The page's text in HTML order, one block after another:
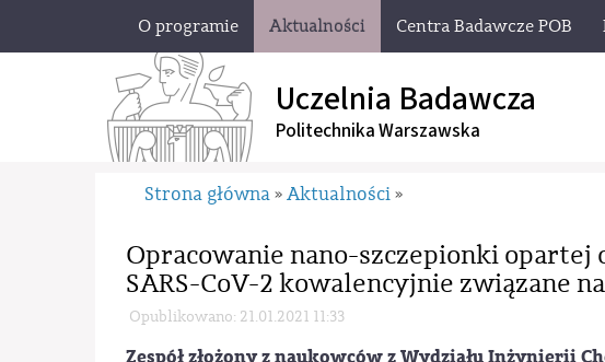
O programie Aktualności Centra Badawcze POB
Uczelnia Badawcza
Politechnika Warszawska
Strona główna » Aktualności »
Opracowanie nano-szczepionki opartej
SARS-CoV-2 kowalencyjnie związane
Opublikowano: 21.01.2021 11:33
Zespół złożony z naukowców z Wydziału Inżynierii